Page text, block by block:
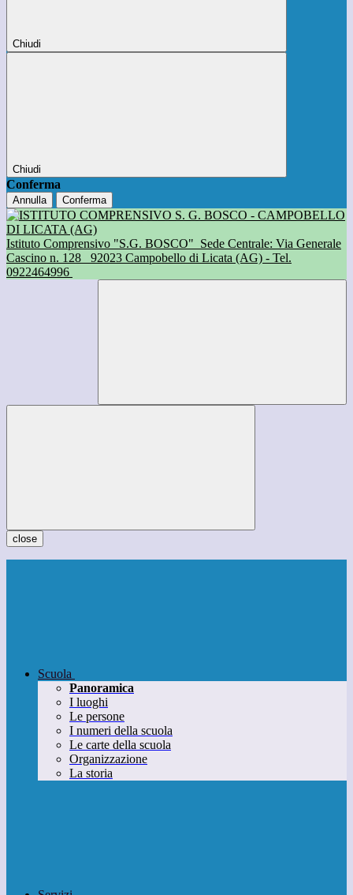
Chiudi
Chiudi
Conferma
Annulla Conferma
Istituto Comprensivo "S.G. BOSCO" Sede Centrale: Via Generale
Cascino n. 128
92023 Campobello di Licata (AG) - Tel.
0922464996
close
Scuola
Panoramica
I luoghi
Le persone
I numeri della scuola
Le carte della scuola
Organizzazione
La storia